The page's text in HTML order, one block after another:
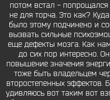
потом встал -
не для торча. Это как?
было этому подчинено и
вызвать сильные
еще дефекты мозга. Как
до сих пор интересно.
повышение значения
тоже быть владельцем
второстепенных
удивляюсь вот таким вот